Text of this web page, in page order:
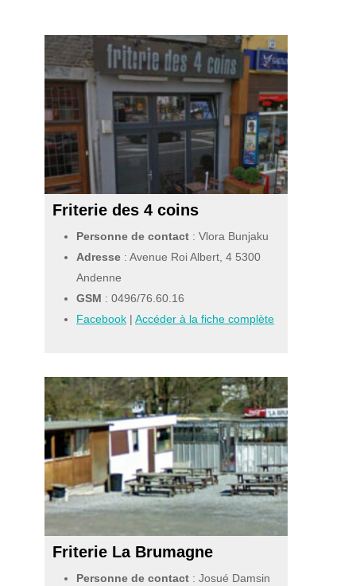
Friterie des 4 coins
Personne de contact : Vlora Bunjaku
Adresse : Avenue Roi Albert, 4 5300
Andenne
GSM :0496/76.60.16
Facebook |Accéder à la fiche complète
Friterie La Brumagne
Personne de contact : Josué Damsin